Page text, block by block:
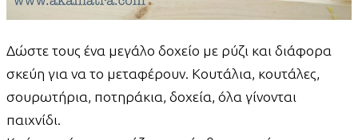
Δώστε τους ένα μεγάλο δοχείο με ρύζι και διάφορα
σκεύη για να το μεταφέρουν. Κουτάλια, κουτάλες,
σουρωτήρια, ποτηράκια, δοχεία, όλα γίνονται
παιχνίδι.